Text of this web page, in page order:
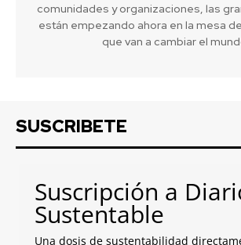
comunidades y organizaciones, las
están empezando ahora en la mesa
que van a cambiar el
SUSCRIBETE
Suscripción a
Sustentable
Una dosis de sustentabilidad